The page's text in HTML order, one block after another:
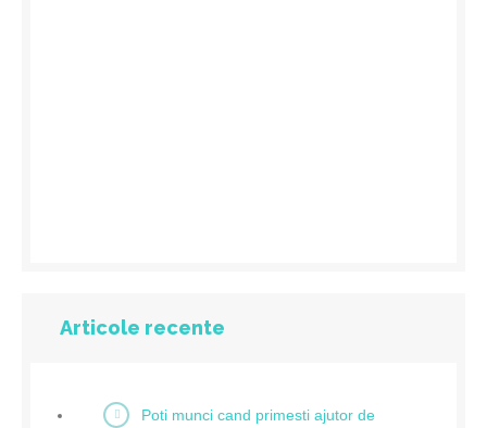
Articole recente
Poti munci cand primesti ajutor de